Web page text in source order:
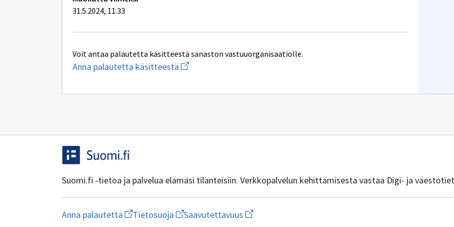
31.5.2024, 11.33
Voit antaa palautetta käsitteestä sanaston vastuuorganisaatiolle.
Anna palautetta käsitteestä Aloita
uuden
kirjoitus
Suomi.fi -tietoa ja palvelua elämäsi tilanteisiin. Verkkopalvelun kehittämisestä vastaa Digi- ja
Anna palautetta Aloita
uuden
Tietosuoja Avaa
linkki
Saavutettavuus Avaa
linkki